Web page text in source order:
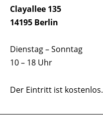
Clayallee 135
14195 Berlin
Dienstag – Sonntag
10 – 18 Uhr
Der Eintritt ist kostenlos.